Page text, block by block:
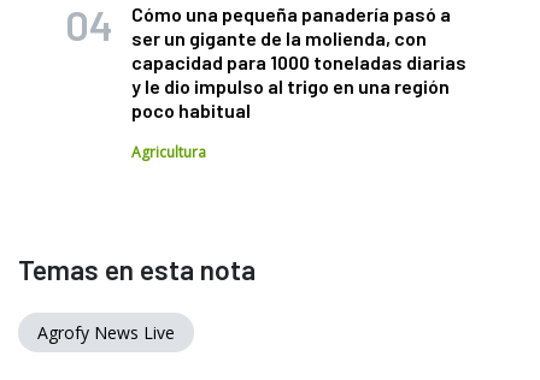
Cómo una pequeña panadería pasó a
ser un gigante de la molienda, con
capacidad para 1000 toneladas diarias
y le dio impulso al trigo en una región
poco habitual
Agricultura
Temas en esta nota
Agrofy News Live